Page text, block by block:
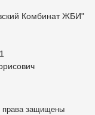
Комбинат ЖБИ"
права защищены